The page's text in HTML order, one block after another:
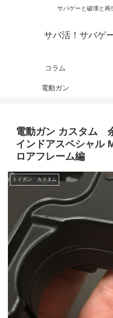
サバゲーと破壊と再
サバ活！サバゲ
コラム
電動ガン
電動ガン カスタム
インドアスペシャル
ロアフレーム編
トイガン カスタム